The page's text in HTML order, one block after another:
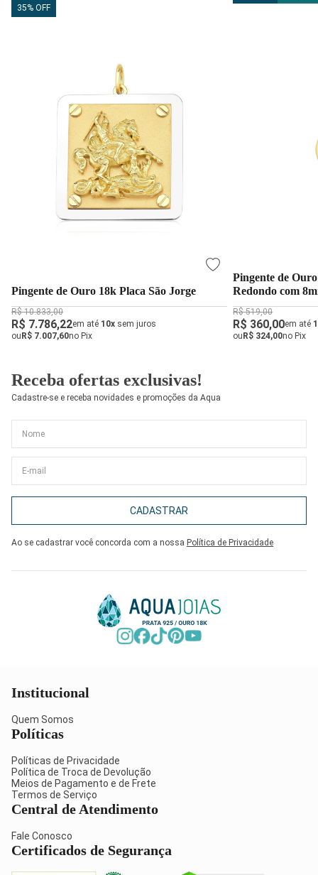
35% OFF
Pingente de Ouro 18k Placa São Jorge
R$ 10.833,00
R$ 7.786,22em até 10x sem juros
ouR$ 7.007,60no Pix
Pingente de
Redondo com
R$ 519,00
R$ 360,00em até
ouR$ 324,00no Pix
Receba ofertas exclusivas!
Cadastre-se e receba novidades e promoções da Aqua
CADASTRAR
Ao se cadastrar você concorda com a nossa Política de Privacidade
Institucional
Quem Somos
Políticas
Políticas de Privacidade
Política de Troca de Devolução
Meios de Pagamento e de Frete
Termos de Serviço
Central de Atendimento
Fale Conosco
Certificados de Segurança